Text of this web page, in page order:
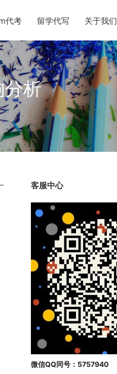
代考 留学代写 关于我们
分析
客服中心
微信QQ同号：5757940